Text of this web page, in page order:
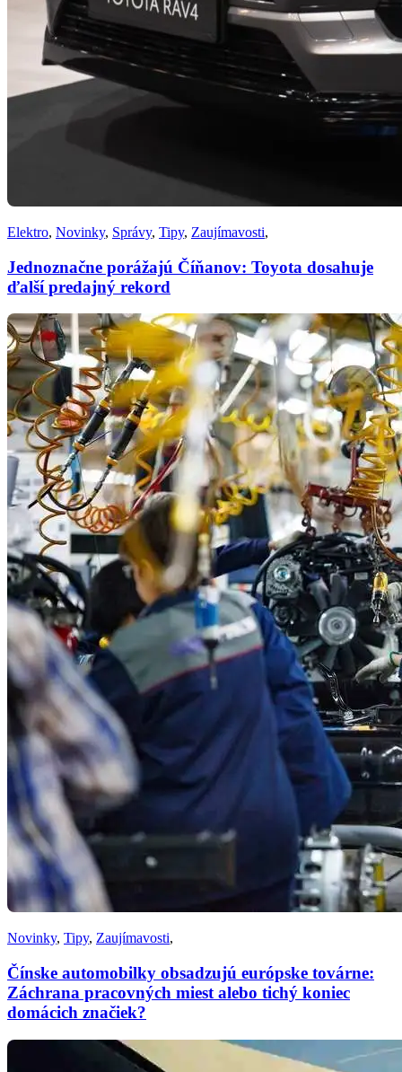
Elektro, Novinky, Správy, Tipy, Zaujímavosti,
Jednoznačne porážajú Číňanov: Toyota dosahuje
ďalší predajný rekord
Novinky, Tipy, Zaujímavosti,
Čínske automobilky obsadzujú európske továrne:
Záchrana pracovných miest alebo tichý koniec
domácich značiek?